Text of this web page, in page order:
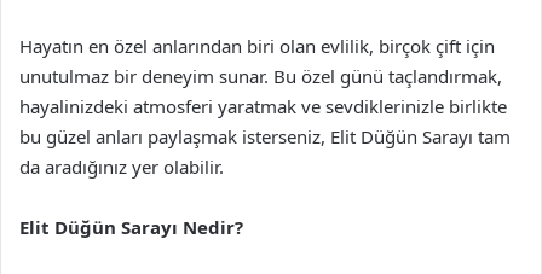
Hayatın en özel anlarından biri olan evlilik, birçok çift için
unutulmaz bir deneyim sunar. Bu özel günü taçlandırmak,
hayalinizdeki atmosferi yaratmak ve sevdiklerinizle birlikte
bu güzel anları paylaşmak isterseniz, Elit Düğün Sarayı tam
da aradığınız yer olabilir.
Elit Düğün Sarayı Nedir?